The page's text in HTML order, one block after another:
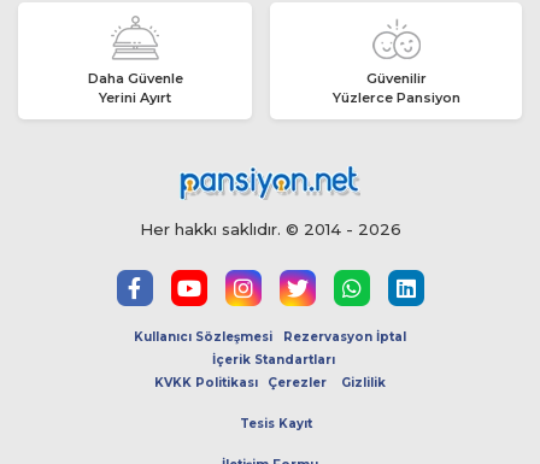
Daha Güvenle
Yerini Ayırt
Güvenilir
Yüzlerce Pansiyon
Her hakkı saklıdır. © 2014 - 2026
Kullanıcı Sözleşmesi
Rezervasyon İptal
İçerik Standartları
KVKK Politikası
Çerezler Gizlilik
Tesis Kayıt